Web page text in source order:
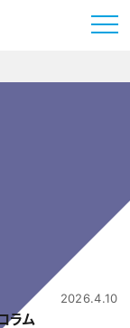
2026.4.10
ラム